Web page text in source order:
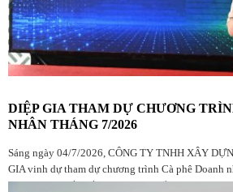
DIỆP GIA THAM DỰ CHƯƠNG
NHÂN THÁNG 7/2026
Sáng ngày 04/7/2026, CÔNG TY TNHH XÂY
GIA vinh dự tham dự chương trình Cà phê Doanh
Doanh nhân Đắk Lắk tại TP.HCM tổ chức, với sự